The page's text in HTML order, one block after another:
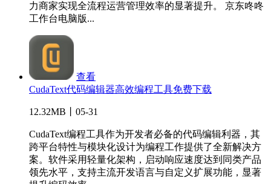
力商家实现全流程运营管理效率的显著提升。 京东咚咚
工作台电脑版...
查看
CudaText代码编辑器高效编程工具免费下载
12.32MB丨05-31
CudaText编程工具作为开发者必备的代码编辑利器，其
跨平台特性与模块化设计为编程工作提供了全新解决方
案。软件采用轻量化架构，启动响应速度达到同类产品
领先水平，支持主流开发语言与自定义扩展功能，显著